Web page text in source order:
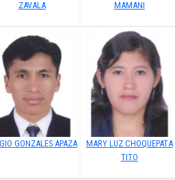
ZAVALA
MAMANI
GONZALES APAZA
MARY LUZ CHOQUEPATA
TITO